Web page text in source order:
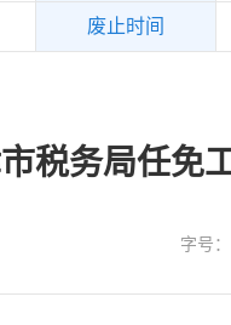
废止时间
税务局任免
字号